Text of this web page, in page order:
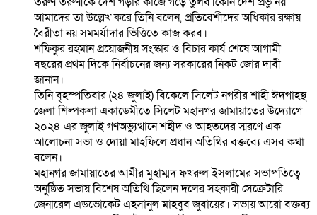
আমাদের তা উল্লেখ করে তিনি বলেন, প্রতিবেশীদের অধিকার রক্ষায়
বৈরীতা নয় সমমর্যাদার ভিত্তিতে কাজ করব।
শফিকুর রহমান প্রয়োজনীয় সংস্কার ও বিচার কার্য শেষে আগামী
বছরের প্রথম দিকে নির্বাচনের জন্য সরকারের নিকট জোর দাবী
জানান।
তিনি বৃহস্পতিবার (২৪ জুলাই) বিকেলে সিলেট নগরীর শাহী ঈদগাহস্থ
জেলা শিল্পকলা একাডেমীতে সিলেট মহানগর জামায়াতের উদ্যোগে
২০২৪ এর জুলাই গণঅভ্যুত্থানে শহীদ ও আহতদের স্মরণে এক
আলোচনা সভা ও দোয়া মাহফিলে প্রধান অতিথির বক্তব্যে এসব কথা
বলেন।
মহানগর জামায়াতের আমীর মুহাম্মদ ফখরুল ইসলামের সভাপতিত্বে
অনুষ্ঠিত সভায় বিশেষ অতিথি ছিলেন দলের সহকারী সেক্রেটারি
জেনারেল এডভোকেট এহসানুল মাহবুব জুবায়ের। সভায় আরো বক্তব্য